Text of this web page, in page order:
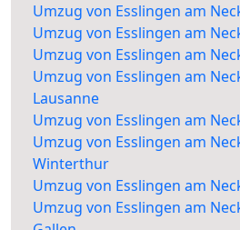
Umzug von Esslingen am
Umzug von Esslingen am
Umzug von Esslingen am
Umzug von Esslingen am
Lausanne
Umzug von Esslingen am
Umzug von Esslingen am
Winterthur
Umzug von Esslingen am
Umzug von Esslingen am